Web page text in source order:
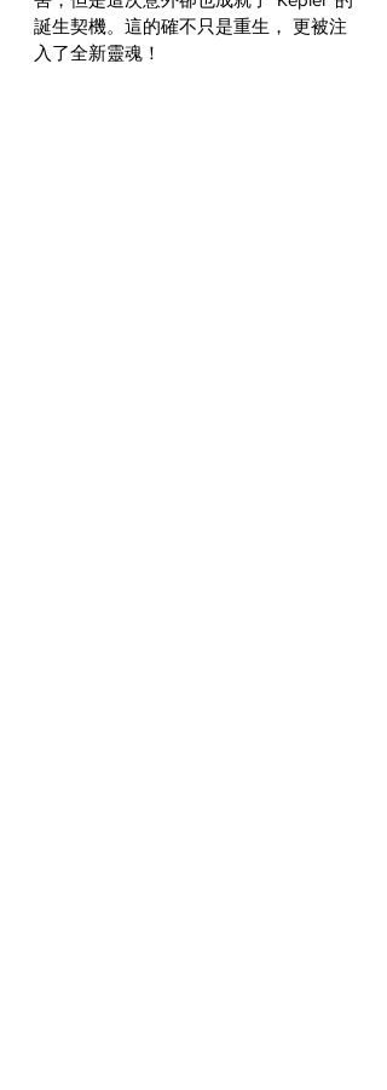
誕生契機。這的確不只是重生， 更被注
入了全新靈魂！​